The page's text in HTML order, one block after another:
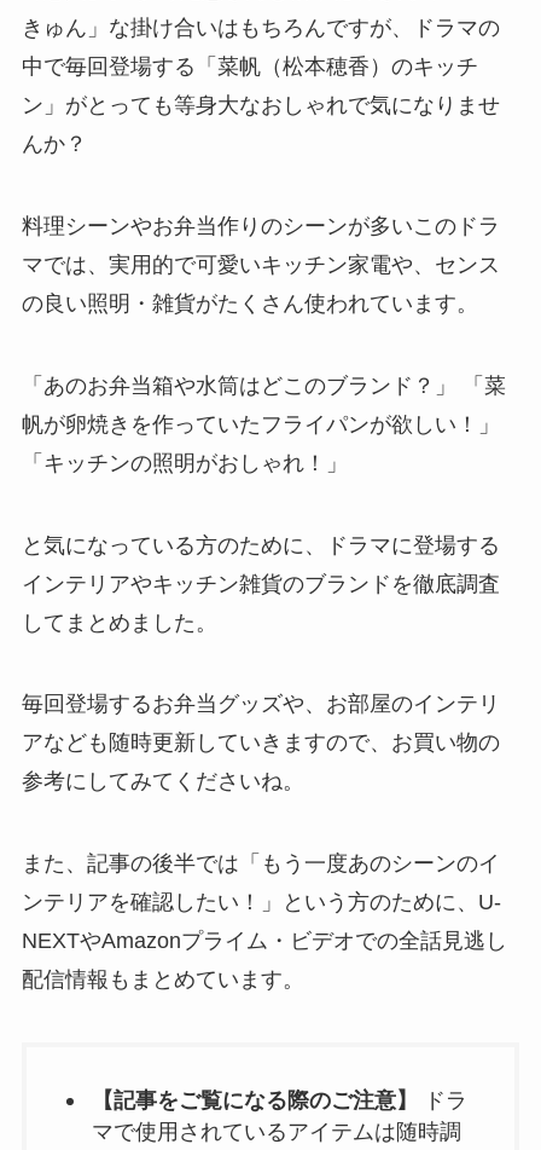
きゅん」な掛け合いはもちろんですが、ドラマの
中で毎回登場する「菜帆（松本穂香）のキッチ
ン」がとっても等身大なおしゃれで気になりませ
んか？
料理シーンやお弁当作りのシーンが多いこのドラ
マでは、実用的で可愛いキッチン家電や、センス
の良い照明・雑貨がたくさん使われています。
「あのお弁当箱や水筒はどこのブランド？」 「菜
帆が卵焼きを作っていたフライパンが欲しい！」
「キッチンの照明がおしゃれ！」
と気になっている方のために、ドラマに登場する
インテリアやキッチン雑貨のブランドを徹底調査
してまとめました。
毎回登場するお弁当グッズや、お部屋のインテリ
アなども随時更新していきますので、お買い物の
参考にしてみてくださいね。
また、記事の後半では「もう一度あのシーンのイ
ンテリアを確認したい！」という方のために、U-
NEXTやAmazonプライム・ビデオでの全話見逃し
配信情報もまとめています。
【記事をご覧になる際のご注意】
ドラ
マで使用されているアイテムは随時調